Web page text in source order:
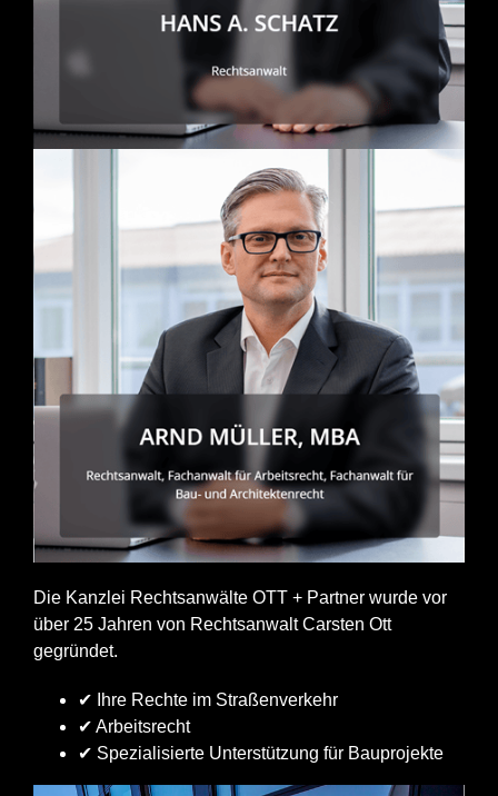
Die Kanzlei Rechtsanwälte OTT + Partner wurde vor
über 25 Jahren von Rechtsanwalt Carsten Ott
gegründet.
✔ Ihre Rechte im Straßenverkehr
✔ Arbeitsrecht
✔ Spezialisierte Unterstützung für Bauprojekte